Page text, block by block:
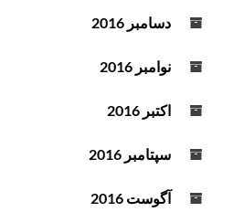
دسامبر 2016
نوامبر 2016
اکتبر 2016
سپتامبر 2016
آگوست 2016